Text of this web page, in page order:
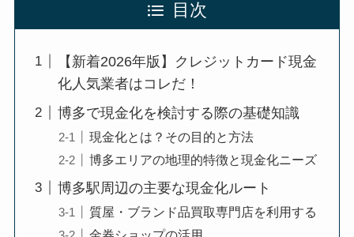
目次
【新着2026年版】クレジットカード現金
化人気業者はコレだ！
博多で現金化を検討する際の基礎知識
現金化とは？その目的と方法
博多エリアの地理的特徴と現金化ニーズ
博多駅周辺の主要な現金化ルート
質屋・ブランド品買取専門店を利用する